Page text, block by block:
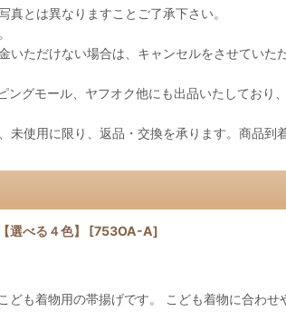
とは異なりますことご了承下さい。
ただけない場合は、キャンセルをさせてい
グモール、ヤフオク他にも出品いたしてお
使用に限り、返品・交換を承ります。商品到
べる４色】 [753OA-A]
も着物用の帯揚げです。 こども着物に合わ